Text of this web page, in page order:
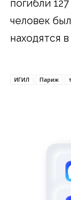
погибли
человек
находятся
ИГИЛ Париж